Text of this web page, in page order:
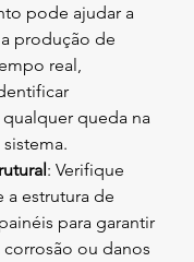
pode ajudar a
produção de
real,
queda na
: Verifique
a estrutura de
para garantir
ou danos